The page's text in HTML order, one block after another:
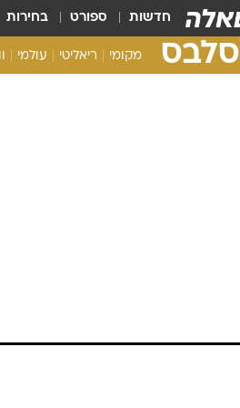
חדשות ספורט בחירות
סלבס מקומי ריאליטי עולמי